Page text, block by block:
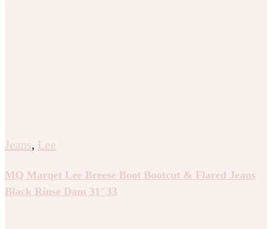
Jeans, Lee
MQ Marqet Lee Breese Boot Bootcut & Flared Jeans
Black Rinse Dam 31″33